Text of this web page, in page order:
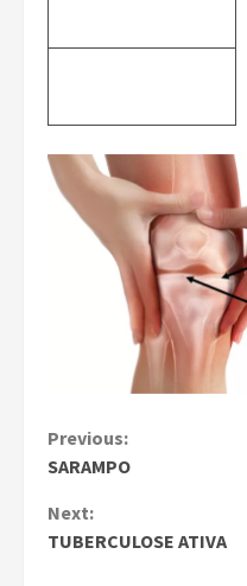
Continue
Previous:
SARAMPO
Next:
TUBERCULOSE ATIVA